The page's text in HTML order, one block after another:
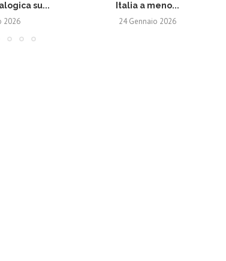
su...
2026
Italia a meno...
24 Gennaio 2026